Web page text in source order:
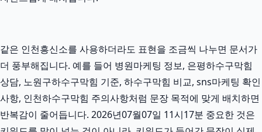
같은 인천흥신소를 사용하더라도 표현을 조금씩 나누면 문서가
더 풍부해집니다. 예를 들어 병원마케팅 정보, 은평하수구막힘
상담, 노원구하수구막힘 기준, 하수구막힘 비교, sns마케팅 확인
사항, 인천하수구막힘 주의사항처럼 문장 목적에 맞게 배치하면
반복감이 줄어듭니다. 2026년07월07일 11시17분 중요한 것은